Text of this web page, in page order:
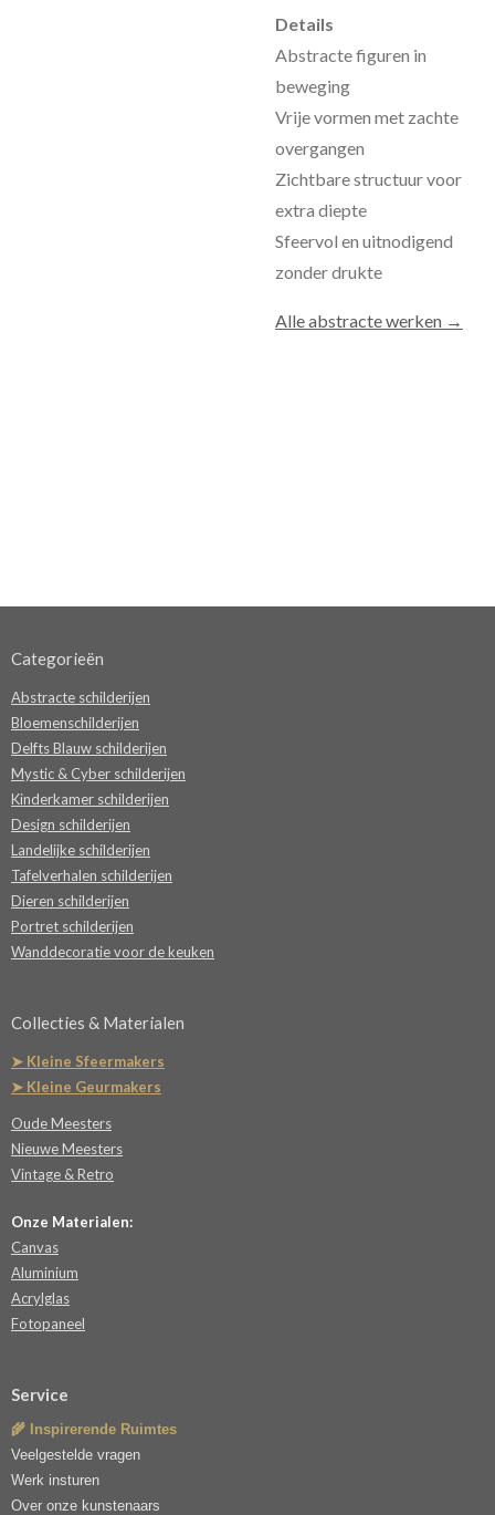
Details
Abstracte figuren in
beweging
Vrije vormen met zachte
overgangen
Zichtbare structuur voor
extra diepte
Sfeervol en uitnodigend
zonder drukte
Alle abstracte werken →
Categorieën
Abstracte schilderijen
Bloemenschilderijen
Delfts Blauw schilderijen
Mystic & Cyber schilderijen
Kinderkamer schilderijen
Design schilderijen
Landelijke schilderijen
Tafelverhalen schilderijen
Dieren schilderijen
Portret schilderijen
Wanddecoratie voor de keuken
Collecties & Materialen
➤ Kleine Sfeermakers
➤ Kleine Geurmakers
Oude Meesters
Nieuwe Meesters
Vintage & Retro
Onze Materialen:
Canvas
Aluminium
Acrylglas
Fotopaneel
Service
🌾 Inspirerende Ruimtes
Veelgestelde vragen
Werk insturen
Over onze kunstenaars